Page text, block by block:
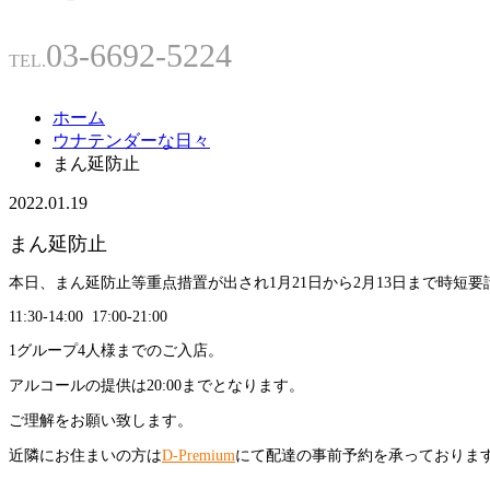
TEL.03-6692-5224
ホーム
ウナテンダーな日々
まん延防止
2022.01.19
まん延防止
本日、まん延防止等重点措置が出され1月21日から2月13日まで時短要
11:30-14:00 17:00-21:00
1グループ4人様までのご入店。
アルコールの提供は20:00までとなります。
ご理解をお願い致します。
近隣にお住まいの方はD-Premiumにて配達の事前予約を承っておりま